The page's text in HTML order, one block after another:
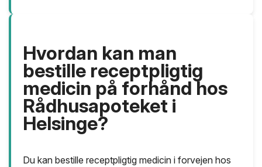
Hvordan kan man
bestille receptpligtig
medicin på forhånd hos
Rådhusapoteket i
Helsinge?
Du kan bestille receptpligtig medicin i forvejen hos